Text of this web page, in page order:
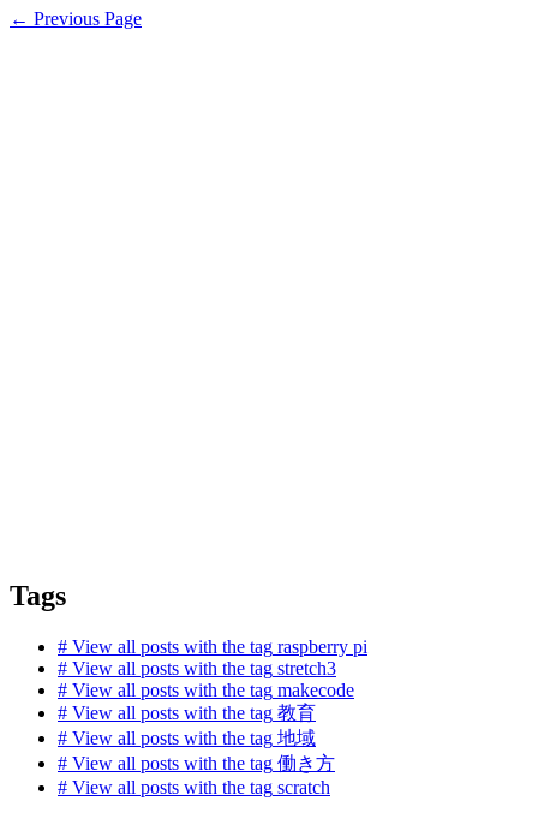
← Previous Page
Tags
# View all posts with the tag raspberry pi
# View all posts with the tag stretch3
# View all posts with the tag makecode
# View all posts with the tag 教育
# View all posts with the tag 地域
# View all posts with the tag 働き方
# View all posts with the tag scratch